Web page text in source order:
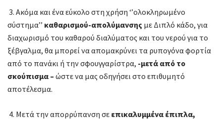
3. Ακόμα και ένα εύκολο στη χρήση ‘’ολοκληρωμένο
σύστημα’’ καθαρισμού-απολύμανσης με Διπλό κάδο, για
διαχωρισμό του καθαρού διαλύματος και του νερού για το
ξέβγαλμα, θα μπορεί να απομακρύνει τα ρυπογόνα φορτία
από το πανάκι ή την σφουγγαρίστρα, -μετά από το
σκούπισμα – ώστε να μας οδηγήσει στο επιθυμητό
αποτέλεσμα.
4. Μετά την απορρύπανση σε επικαλυμμένα έπιπλα,